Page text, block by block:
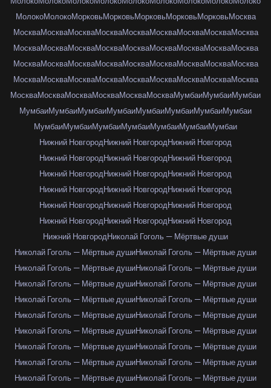
МолокоМолокоМорковьМорковьМорковьМорковьМорковьМосква
МоскваМоскваМоскваМоскваМоскваМоскваМоскваМоскваМосква
МоскваМоскваМоскваМоскваМоскваМоскваМоскваМоскваМосква
МоскваМоскваМоскваМоскваМоскваМоскваМоскваМоскваМосква
МоскваМоскваМоскваМоскваМоскваМоскваМоскваМоскваМосква
МоскваМоскваМоскваМоскваМоскваМоскваМумбаиМумбаиМумбаи
МумбаиМумбаиМумбаиМумбаиМумбаиМумбаиМумбаиМумбаи
МумбаиМумбаиМумбаиМумбаиМумбаиМумбаиМумбаи
Нижний НовгородНижний НовгородНижний Новгород
Нижний НовгородНижний НовгородНижний Новгород
Нижний НовгородНижний НовгородНижний Новгород
Нижний НовгородНижний НовгородНижний Новгород
Нижний НовгородНижний НовгородНижний Новгород
Нижний НовгородНижний НовгородНижний Новгород
Нижний НовгородНиколай Гоголь — Мёртвые души
Николай Гоголь — Мёртвые душиНиколай Гоголь — Мёртвые души
Николай Гоголь — Мёртвые душиНиколай Гоголь — Мёртвые души
Николай Гоголь — Мёртвые душиНиколай Гоголь — Мёртвые души
Николай Гоголь — Мёртвые душиНиколай Гоголь — Мёртвые души
Николай Гоголь — Мёртвые душиНиколай Гоголь — Мёртвые души
Николай Гоголь — Мёртвые душиНиколай Гоголь — Мёртвые души
Николай Гоголь — Мёртвые душиНиколай Гоголь — Мёртвые души
Николай Гоголь — Мёртвые душиНиколай Гоголь — Мёртвые души
Николай Гоголь — Мёртвые душиНиколай Гоголь — Мёртвые души